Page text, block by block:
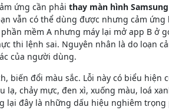
ứng cần phải thay màn hình
vẫn có thể dùng được nhưng cảm
mềm A nhưng máy lại mở app B ở
thi lệnh sai. Nguyên nhân là do loạn
của người dùng.
biến đổi màu sắc. Lỗi này có biểu
lạ, chảy mực, đen xì, xuống màu, loá
lại đây là những dấu hiệu nghiêm trọng